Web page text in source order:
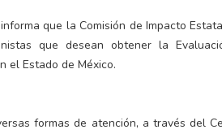
que la Comisión de Impacto
que desean obtener la
el Estado de México.
formas de atención, a través del